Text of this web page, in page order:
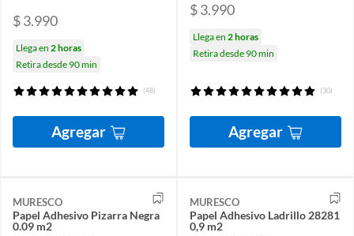
$ 3.990
Llega en 2 horas
Retira desde 90 min
(48)
Agregar
$ 3.990
Llega en 2 horas
Retira desde 90 min
(30)
Agregar
MURESCO
Papel Adhesivo Pizarra Negra
0.09 m2
MURESCO
Papel Adhesivo Ladrillo 28281
0,9 m2